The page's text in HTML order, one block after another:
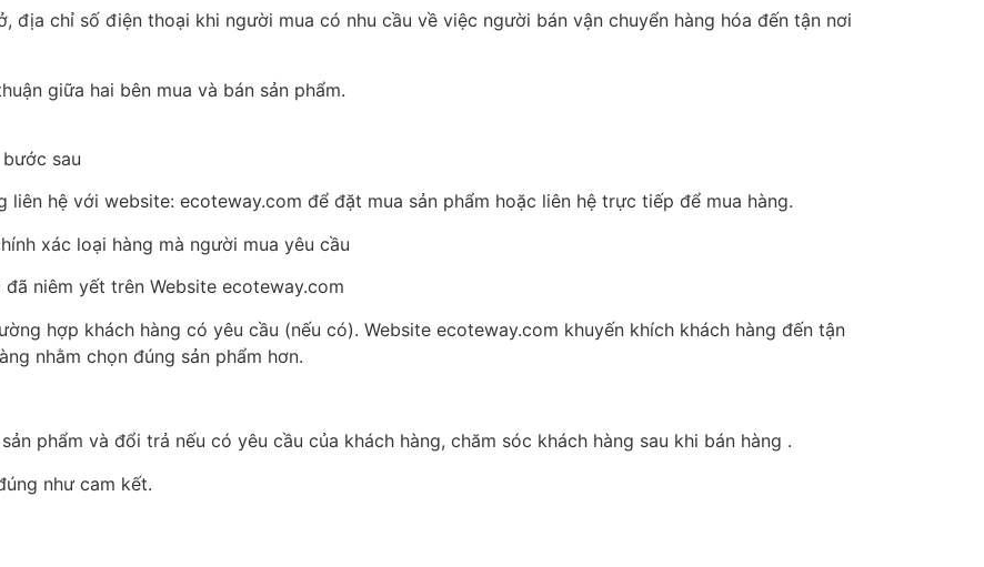
địa chỉ số điện thoại khi người mua có nhu cầu về việc người bán vận chuyển hàng hóa đến tận nơi
giữa hai bên mua và bán sản phẩm.
sau
liên hệ với website: ecoteway.com để đặt mua sản phẩm hoặc liên hệ trực tiếp để mua hàng.
xác loại hàng mà người mua yêu cầu
niêm yết trên Website ecoteway.com
hợp khách hàng có yêu cầu (nếu có). Website ecoteway.com khuyến khích khách hàng đến tận
nhằm chọn đúng sản phẩm hơn.
phẩm và đổi trả nếu có yêu cầu của khách hàng, chăm sóc khách hàng sau khi bán hàng .
như cam kết.